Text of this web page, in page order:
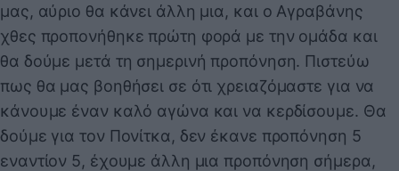
μας, αύριο θα κάνει άλλη μια, και ο Αγραβάνης
χθες προπονήθηκε πρώτη φορά με την ομάδα και
θα δούμε μετά τη σημερινή προπόνηση. Πιστεύω
πως θα μας βοηθήσει σε ότι χρειαζόμαστε για να
κάνουμε έναν καλό αγώνα και να κερδίσουμε. Θα
δούμε για τον Πονίτκα, δεν έκανε προπόνηση 5
εναντίον 5, έχουμε άλλη μια προπόνηση σήμερα,